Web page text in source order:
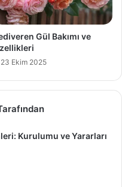
Gül Bakımı ve
23 Ekim 2025
Kurulumu ve Yararları